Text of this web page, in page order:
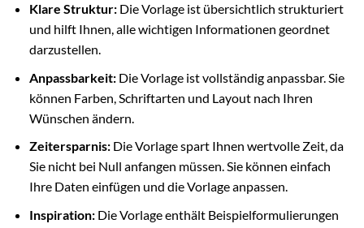
Klare Struktur:Die Vorlage ist übersichtlich strukturiert
und hilft Ihnen, alle wichtigen Informationen geordnet
darzustellen.
Anpassbarkeit:Die Vorlage ist vollständig anpassbar. Sie
können Farben, Schriftarten und Layout nach Ihren
Wünschen ändern.
Zeitersparnis:Die Vorlage spart Ihnen wertvolle Zeit, da
Sie nicht bei Null anfangen müssen. Sie können einfach
Ihre Daten einfügen und die Vorlage anpassen.
Inspiration:Die Vorlage enthält Beispielformulierungen